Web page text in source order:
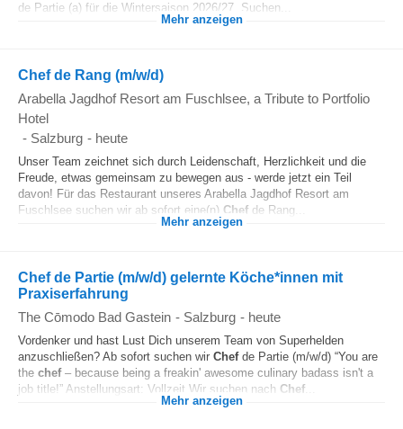
de Partie (a) für die Wintersaison 2026/27. Suchen...
Mehr anzeigen
Chef de Rang (m/w/d)
Arabella Jagdhof Resort am Fuschlsee, a Tribute to Portfolio
Hotel
- Salzburg - heute
Unser Team zeichnet sich durch Leidenschaft, Herzlichkeit und die
Freude, etwas gemeinsam zu bewegen aus - werde jetzt ein Teil
davon! Für das Restaurant unseres Arabella Jagdhof Resort am
Fuschlsee suchen wir ab sofort eine(n) Chef de Rang...
Mehr anzeigen
Chef de Partie (m/w/d) gelernte Köche*innen mit
Praxiserfahrung
The Cōmodo Bad Gastein - Salzburg - heute
Vordenker und hast Lust Dich unserem Team von Superhelden
anzuschließen? Ab sofort suchen wir Chefde Partie (m/w/d) “You are
the chef– because being a freakin' awesome culinary badass isn't a
job title!” Anstellungsart: Vollzeit Wir suchen nach Chef
Mehr anzeigen